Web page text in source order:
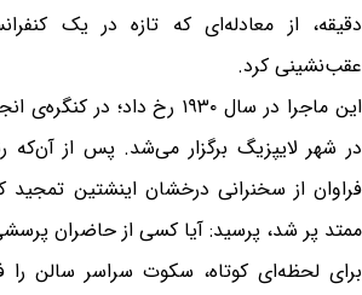
دقیقه، از معادله‌ای که تازه در یک
عقب‌نشینی کرد.
این ماجرا در سال ۱۹۳۰ رخ داد؛
در شهر لایپزیگ برگزار می‌شد. پس از آن‌که
فراوان از سخنرانی درخشان اینشتین تمجید
ممتد پر شد، پرسید: آیا کسی از حاضران
برای لحظه‌ای کوتاه، سکوت سراسر سالن